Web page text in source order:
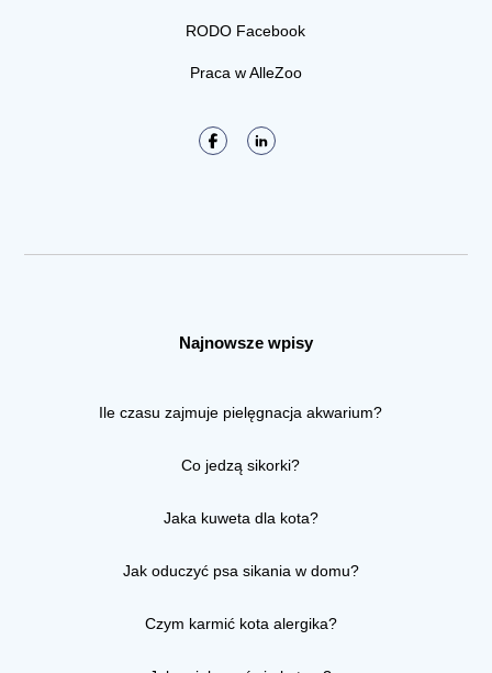
RODO Facebook
Praca w AlleZoo
Najnowsze wpisy
Ile czasu zajmuje pielęgnacja akwarium?
Co jedzą sikorki?
Jaka kuweta dla kota?
Jak oduczyć psa sikania w domu?
Czym karmić kota alergika?